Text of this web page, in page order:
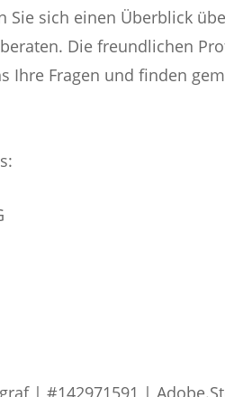
Sie sich einen Überblick
Die freundlichen
Ihre Fragen und finden
| #142971591 |